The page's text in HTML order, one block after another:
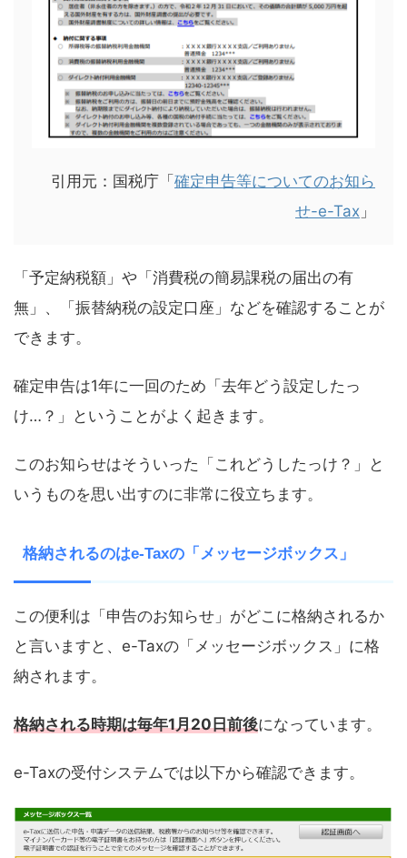
引用元：国税庁「確定申告等についてのお知ら
せ-e-Tax 」
「予定納税額」や「消費税の簡易課税の届出の有
無」、「振替納税の設定口座」などを確認することが
できます。
確定申告は1年に一回のため「去年どう設定したっ
け…？」ということがよく起きます。
このお知らせはそういった「これどうしたっけ？」と
いうものを思い出すのに非常に役立ちます。
格納されるのはe-Taxの「メッセージボックス」
この便利は「申告のお知らせ」がどこに格納されるか
と言いますと、e-Taxの「メッセージボックス」に格
納されます。
格納される時期は毎年1月20日前後になっています。
e-Taxの受付システムでは以下から確認できます。